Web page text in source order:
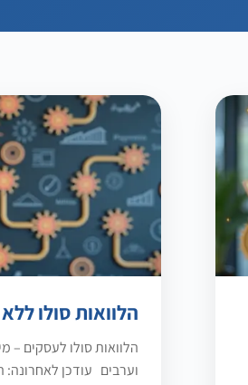
הלוואות סולו
וערבים עודכן לאחרונה: